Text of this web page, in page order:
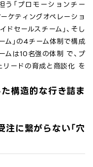
う「プロモーションチー
ケティングオペレーショ
ドセールスチーム」、そし
ム」の4チーム体制で構成
ムは10名強の体制 で、プ
リードの育成と商談化 を
構造的な行き詰ま
注に繋がらない「穴